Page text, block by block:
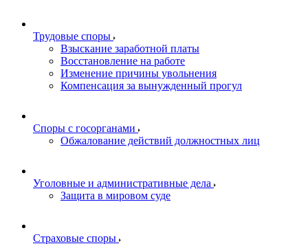
Трудовые споры
Взыскание заработной платы
Восстановление на работе
Изменение причины увольнения
Компенсация за вынужденный прогул
Споры с госорганами
Обжалование действий должностных лиц
Уголовные и административные дела
Защита в мировом суде
Страховые споры